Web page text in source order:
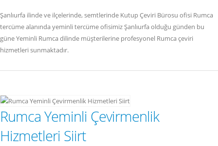
Şanlıurfa ilinde ve ilçelerinde, semtlerinde Kutup Çeviri Bürosu ofisi Rumca
tercüme alanında yeminli tercüme ofisimiz Şanlıurfa olduğu günden bu
güne Yeminli Rumca dilinde müşterilerine profesyonel Rumca çeviri
hizmetleri sunmaktadır.
Rumca Yeminli Çevirmenlik
Hizmetleri Siirt